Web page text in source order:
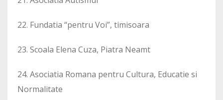
22. Fundatia “pentru Voi”, timisoara
23. Scoala Elena Cuza, Piatra Neamt
24. Asociatia Romana pentru Cultura, Educatie si
Normalitate